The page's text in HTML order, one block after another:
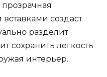
создаст
разделит
сохранить легкость
интерьер.